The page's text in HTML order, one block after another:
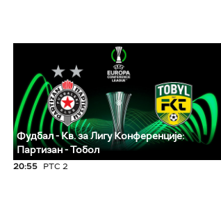
Фудбал - Кв. за Лигу Конференције:
Партизан - Тобол
20:55 РТС 2